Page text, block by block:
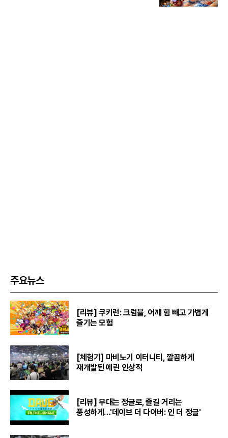
주요뉴스
[리뷰] 쿠키런: 크럼블, 어깨 힘 빼고 가볍게
즐기는 모험
[체험기] 마비노기 이터니티, 깔끔하게
재개발된 에린 인상적
[리뷰] 무대는 정글로, 즐길 거리는
풍성하게…'데이브 더 다이버: 인 더 정글'